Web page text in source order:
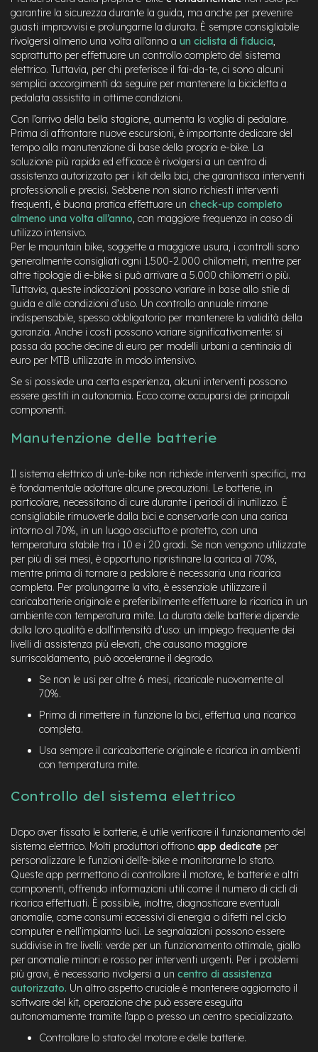
u
p
e
r
l
i
g
h
t
e
-
M
B
F
r
o
n
t
/
H
a
r
d
t
a
i
l
m
o
t
r
e
n
t
r
a
l
e
m
o
t
o
e
a
B
d
u
r
o
e
-
U
r
b
a
n
e
-
garantire la sicurezza durante la guida, ma anche per prevenire
guasti improvvisi e prolungarne la durata. È sempre consigliabile
rivolgersi almeno una volta all’anno a un ciclista di fiducia,
soprattutto per effettuare un controllo completo del sistema
elettrico. Tuttavia, per chi preferisce il fai-da-te, ci sono alcuni
semplici accorgimenti da seguire per mantenere la bicicletta a
pedalata assistita in ottime condizioni.
Con l’arrivo della bella stagione, aumenta la voglia di pedalare.
Prima di affrontare nuove escursioni, è importante dedicare del
tempo alla manutenzione di base della propria e-bike. La
soluzione più rapida ed efficace è rivolgersi a un centro di
assistenza autorizzato per i kit della bici, che garantisca interventi
professionali e precisi. Sebbene non siano richiesti interventi
frequenti, è buona pratica effettuare un check-up completo
almeno una volta all’anno, con maggiore frequenza in caso di
utilizzo intensivo.
Per le mountain bike, soggette a maggiore usura, i controlli sono
generalmente consigliati ogni 1.500-2.000 chilometri, mentre per
altre tipologie di e-bike si può arrivare a 5.000 chilometri o più.
Tuttavia, queste indicazioni possono variare in base allo stile di
guida e alle condizioni d’uso. Un controllo annuale rimane
indispensabile, spesso obbligatorio per mantenere la validità della
garanzia. Anche i costi possono variare significativamente: si
passa da poche decine di euro per modelli urbani a centinaia di
euro per MTB utilizzate in modo intensivo.
Se si possiede una certa esperienza, alcuni interventi possono
essere gestiti in autonomia. Ecco come occuparsi dei principali
componenti.
Manutenzione delle batterie
Il sistema elettrico di un’e-bike non richiede interventi specifici, ma
è fondamentale adottare alcune precauzioni. Le batterie, in
particolare, necessitano di cure durante i periodi di inutilizzo. È
consigliabile rimuoverle dalla bici e conservarle con una carica
intorno al 70%, in un luogo asciutto e protetto, con una
temperatura stabile tra i 10 e i 20 gradi. Se non vengono utilizzate
per più di sei mesi, è opportuno ripristinare la carica al 70%,
mentre prima di tornare a pedalare è necessaria una ricarica
completa. Per prolungarne la vita, è essenziale utilizzare il
caricabatterie originale e preferibilmente effettuare la ricarica in un
ambiente con temperatura mite. La durata delle batterie dipende
dalla loro qualità e dall’intensità d’uso: un impiego frequente dei
livelli di assistenza più elevati, che causano maggiore
surriscaldamento, può accelerarne il degrado.
Se non le usi per oltre 6 mesi, ricaricale nuovamente al
70%.
Prima di rimettere in funzione la bici, effettua una ricarica
completa.
Usa sempre il caricabatterie originale e ricarica in ambienti
con temperatura mite.
Controllo del sistema elettrico
Dopo aver fissato le batterie, è utile verificare il funzionamento del
sistema elettrico. Molti produttori offrono app dedicate per
personalizzare le funzioni dell’e-bike e monitorarne lo stato.
Queste app permettono di controllare il motore, le batterie e altri
componenti, offrendo informazioni utili come il numero di cicli di
ricarica effettuati. È possibile, inoltre, diagnosticare eventuali
anomalie, come consumi eccessivi di energia o difetti nel ciclo
computer e nell’impianto luci. Le segnalazioni possono essere
suddivise in tre livelli: verde per un funzionamento ottimale, giallo
per anomalie minori e rosso per interventi urgenti. Per i problemi
più gravi, è necessario rivolgersi a un centro di assistenza
autorizzato. Un altro aspetto cruciale è mantenere aggiornato il
software del kit, operazione che può essere eseguita
autonomamente tramite l’app o presso un centro specializzato.
Controllare lo stato del motore e delle batterie.